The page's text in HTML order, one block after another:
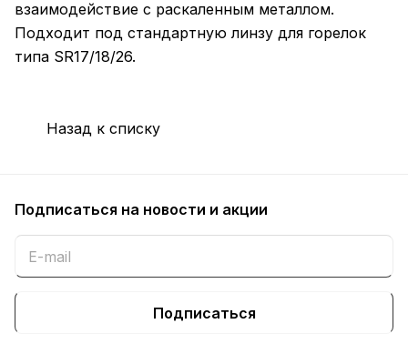
взаимодействие с раскаленным металлом.
Подходит под стандартную линзу для горелок
типа SR17/18/26.
Назад к списку
Подписаться на новости и акции
Подписаться